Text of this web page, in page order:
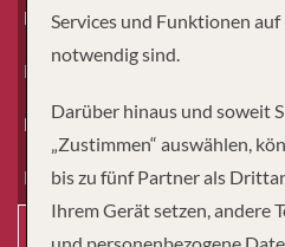
Erwachsene
Kinder
Dauer
Reiseart
Services und Funktionen
notwendig sind.
Darüber hinaus und soweit
„Zustimmen“ auswählen,
bis zu fünf Partner als
Ihrem Gerät setzen, andere